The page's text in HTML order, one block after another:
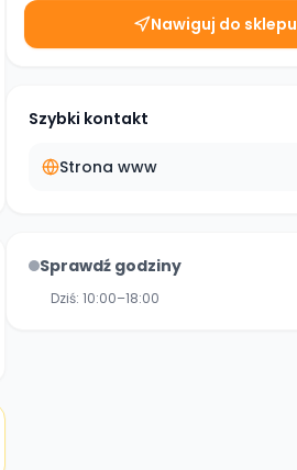
Nawiguj do sklepu
Szybki kontakt
Strona www
Sprawdź godziny
Dziś: 10:00–18:00